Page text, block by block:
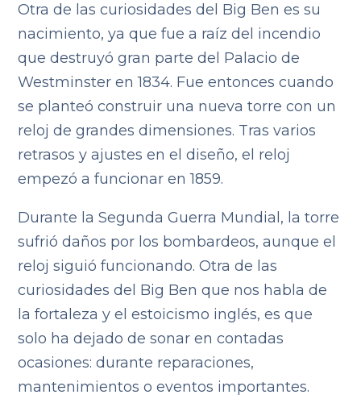
Otra de las curiosidades del Big Ben es su
nacimiento, ya que fue a raíz del incendio
que destruyó gran parte del Palacio de
Westminster en 1834. Fue entonces cuando
se planteó construir una nueva torre con un
reloj de grandes dimensiones. Tras varios
retrasos y ajustes en el diseño, el reloj
empezó a funcionar en 1859.
Durante la Segunda Guerra Mundial, la torre
sufrió daños por los bombardeos, aunque el
reloj siguió funcionando. Otra de las
curiosidades del Big Ben que nos habla de
la fortaleza y el estoicismo inglés, es que
solo ha dejado de sonar en contadas
ocasiones: durante reparaciones,
mantenimientos o eventos importantes.